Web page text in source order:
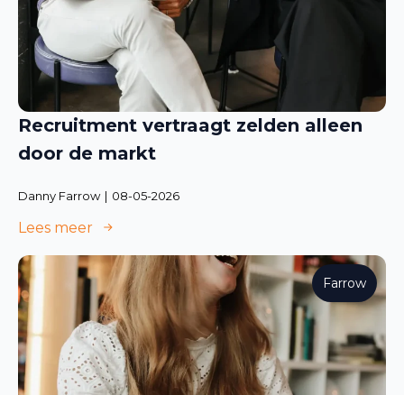
Recruitment vertraagt zelden alleen
door de markt
Danny Farrow 08-05-2026
Lees meer
Farrow